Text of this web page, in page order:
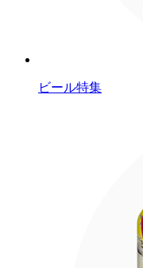
ビール特集